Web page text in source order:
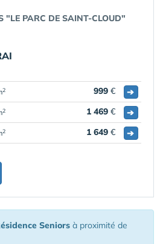
"LE PARC DE SAINT-CLOUD"
2 999 €
➔
2 1 469 €
➔
2 1 649 € ➔
Seniors à proximité de